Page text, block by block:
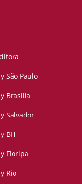
São Paulo
Brasilia
Salvador
BH
Floripa
Rio